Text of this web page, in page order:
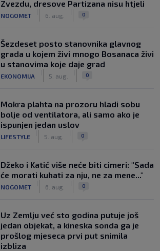
Zvezdu, dresove Partizana nisu htjeli
NOGOMET 6. aug. 0
Šezdeset posto stanovnika glavnog
grada u kojem živi mnogo Bosanaca živi
u stanovima koje daje grad
EKONOMIJA 5. aug. 0
Mokra plahta na prozoru hladi sobu
bolje od ventilatora, ali samo ako je
ispunjen jedan uslov
LIFESTYLE 5. aug. 0
Džeko i Katić više neće biti cimeri: "Sada
će morati kuhati za nju, ne za mene..."
NOGOMET 6. aug. 0
Uz Zemlju već sto godina putuje još
jedan objekat, a kineska sonda ga je
prošlog mjeseca prvi put snimila
izbliza